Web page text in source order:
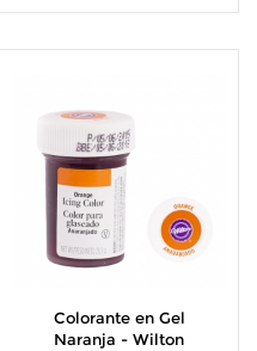
Colorante en Gel
Naranja - Wilton